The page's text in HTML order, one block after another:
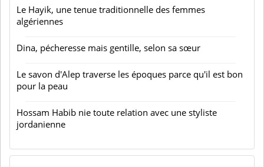
Le Hayik, une tenue traditionnelle des femmes
algériennes
Dina, pécheresse mais gentille, selon sa sœur
Le savon d'Alep traverse les époques parce qu'il est bon
pour la peau
Hossam Habib nie toute relation avec une styliste
jordanienne